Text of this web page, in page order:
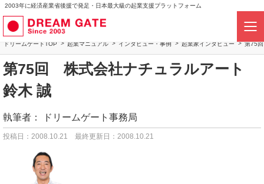
2003年に経済産業省後援で発足・日本最大級の起業支援プラットフォーム
ドリームゲートTOP 起業マニュアル インタビュー・事例 起業家インタビュー 第75
第75回 株式会社ナチュラルアート
鈴木 誠
執筆者： ドリームゲート事務局
投稿日：2008.10.21 最終更新日：2008.10.21